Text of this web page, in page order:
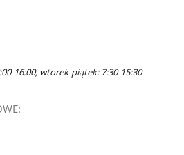
16:00, wtorek-piątek: 7:30-15:30